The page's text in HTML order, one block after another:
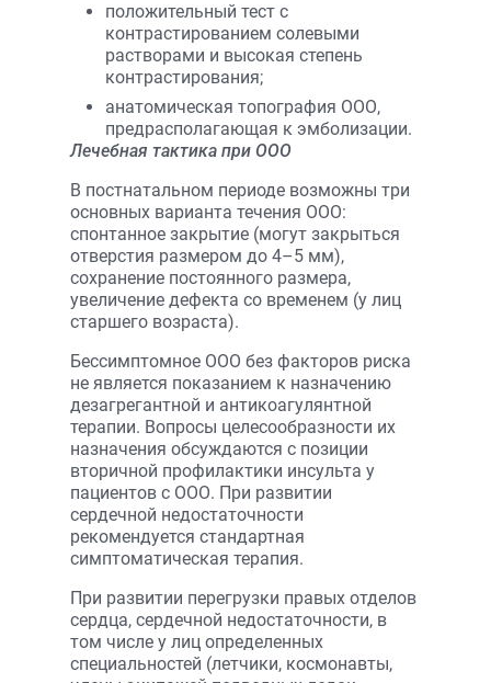
положительный тест с
контрастированием солевыми
растворами и высокая степень
контрастирования;
анатомическая топография ООО,
предрасполагающая к эмболизации.
Лечебная тактика при ООО
В постнатальном периоде возможны три
основных варианта течения ООО:
спонтанное закрытие (могут закрыться
отверстия размером до 4–5 мм),
сохранение постоянного размера,
увеличение дефекта со временем (у лиц
старшего возраста).
Бессимптомное ООО без факторов риска
не является показанием к назначению
дезагрегантной и антикоагулянтной
терапии. Вопросы целесообразности их
назначения обсуждаются с позиции
вторичной профилактики инсульта у
пациентов с ООО. При развитии
сердечной недостаточности
рекомендуется стандартная
симптоматическая терапия.
При развитии перегрузки правых отделов
сердца, сердечной недостаточности, в
том числе у лиц определенных
специальностей (летчики, космонавты,